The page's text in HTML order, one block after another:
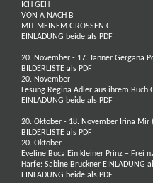
ICH GEH
VON A NACH B
MIT MEINEM GROSSEN C
EINLADUNG beide als PDF
20. November - 17. Jänner Gergana
BILDERLISTE als PDF
20. November
Lesung Regina Adler aus ihrem Buch
EINLADUNG beide als PDF
20. Oktober - 18. November Irina Mir
BILDERLISTE als PDF
20. Oktober
Eveline Buca Ein kleiner Prinz – Frei
Harfe: Sabine Bruckner EINLADUNG
EINLADUNG beide als PDF